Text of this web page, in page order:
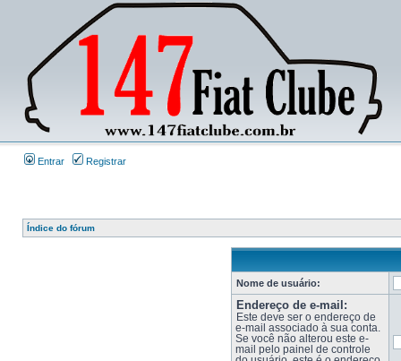
Entrar Registrar
Índice do fórum
Nome de usuário:
Endereço de e-mail:
Este deve ser o endereço de
e-mail associado à sua conta.
Se você não alterou este e-
mail pelo painel de controle